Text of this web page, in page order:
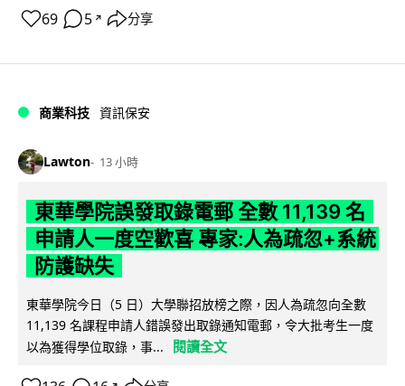
69 5 ↗ 分享
商業科技 資訊保安
Lawton 13 小時
東華學院誤發取錄電郵 全數 11,139 名
申請人一度空歡喜 專家:人為疏忽+系統
防護缺失
東華學院今日（5 日）大學聯招放榜之際，因人為疏忽向全數
11,139 名課程申請人錯誤發出取錄通知電郵，令大批考生一度
以為獲得學位取錄，事...
閱讀全文